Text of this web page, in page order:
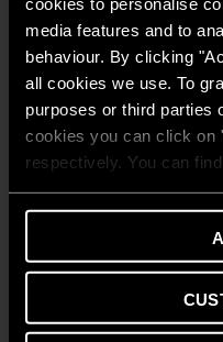
media features and to
behaviour. By clicking
all cookies we use. To
purposes or third parties
cookies you can click on
respectively. You can